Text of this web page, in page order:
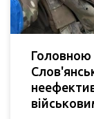
Головною